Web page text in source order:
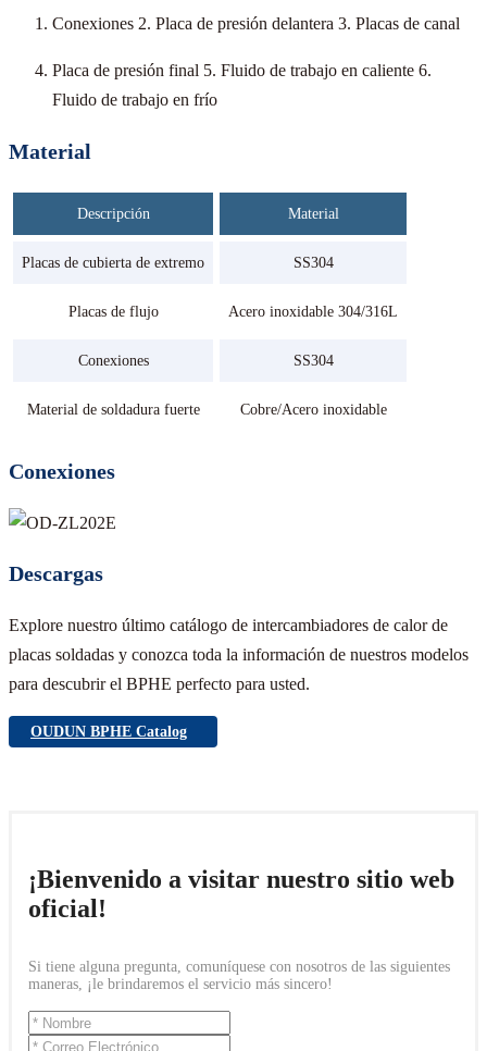
Conexiones 2. Placa de presión delantera 3. Placas de canal
Placa de presión final 5. Fluido de trabajo en caliente 6.
Fluido de trabajo en frío
Material
Descripción Material
Placas de cubierta de extremo SS304
Placas de flujo Acero inoxidable 304/316L
Conexiones SS304
Material de soldadura fuerte Cobre/Acero inoxidable
Conexiones
Descargas
Explore nuestro último catálogo de intercambiadores de calor de
placas soldadas y conozca toda la información de nuestros modelos
para descubrir el BPHE perfecto para usted.
OUDUN BPHE Catalog
¡Bienvenido a visitar nuestro sitio web
oficial!
Si tiene alguna pregunta, comuníquese con nosotros de las siguientes
maneras, ¡le brindaremos el servicio más sincero!